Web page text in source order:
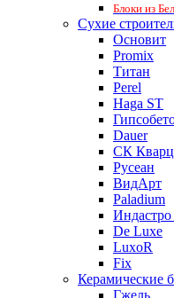
Блоки из
Сухие
Основит
Promix
Титан
Perel
Haga ST
Dauer
СК Кварц
Русеан
ВидАрт
Paladium
Индастро
De Luxe
LuxoR
Fix
Керамические
Гжель